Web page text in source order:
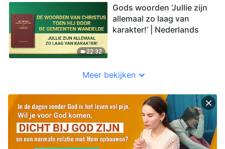
22:32
Gods woorden ‘Jullie zijn
allemaal zo laag van
karakter!’ | Nederlands
Meer bekijken